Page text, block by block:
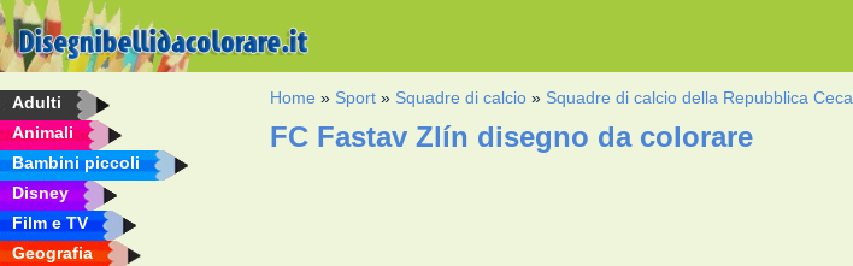
Adulti
Animali
Bambini piccoli
Disney
Film e TV
Geografia
Home » Sport » Squadre di calcio » Squadre di calcio della Repubblica Ceca
FC Fastav Zlín disegno da colorare